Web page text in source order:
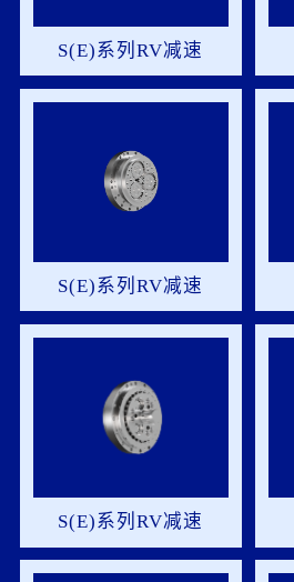
S(E)系列RV减速
机-06S-裸机
S(E)系列RV减速
机-35S-裸机
S(E)系列RV减速
机-65S-裸机